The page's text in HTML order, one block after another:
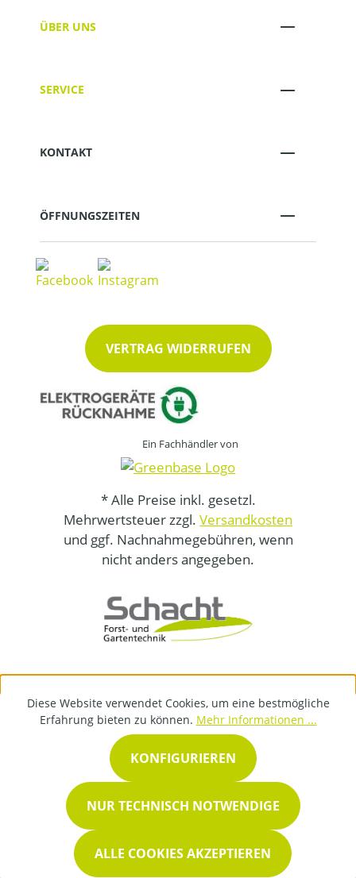
ÜBER UNS
SERVICE
KONTAKT
ÖFFNUNGSZEITEN
VERTRAG WIDERRUFEN
Ein Fachhändler von
* Alle Preise inkl. gesetzl.
Mehrwertsteuer zzgl. Versandkosten
und ggf. Nachnahmegebühren, wenn
nicht anders angegeben.
Diese Website verwendet Cookies, um eine bestmögliche
Erfahrung bieten zu können. Mehr Informationen ...
NUR TECHNISCH NOTWENDIGE
KONFIGURIEREN
ALLE COOKIES AKZEPTIEREN